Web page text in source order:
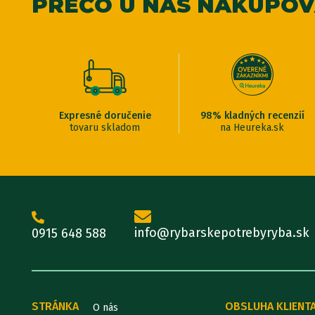
PREČO U NÁS
Expresné doručenie
tovaru skladom
98% kladných recenzií
na Heureka.sk
0915 648 588 info@rybarskepotrebyryba.sk
STRÁNKA O nás OBSLUHA